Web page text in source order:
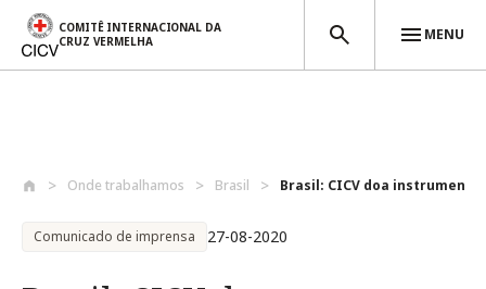
COMITÊ INTERNACIONAL DA
CRUZ VERMELHA
MENU
Onde trabalhamos Brasil Brasil: CICV doa
Comunicado de imprensa 27-08-2020